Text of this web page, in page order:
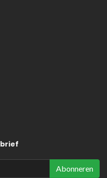
Abonneren